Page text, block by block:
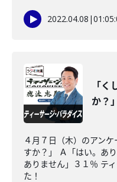
2022.04.08 |
「
か？」
４月７日（木）のアン
すか？」 Ａ「はい。あ
ありません」３１％ テ
た！